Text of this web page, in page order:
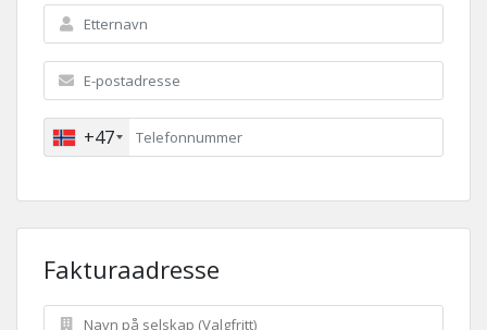
+47
Fakturaadresse